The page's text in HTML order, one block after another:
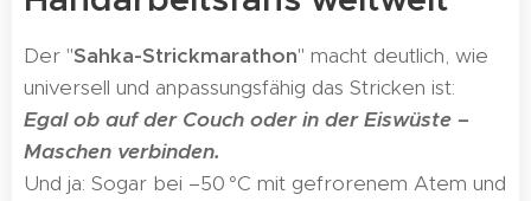
Der "Sahka-Strickmarathon" macht deutlich, wie
universell und anpassungsfähig das Stricken ist:
Egal ob auf der Couch oder in der Eiswüste –
Maschen verbinden.
Und ja: Sogar bei –50 °C mit gefrorenem Atem und